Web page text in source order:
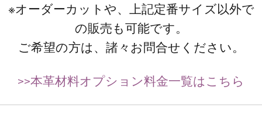
※オーダーカットや、上記定番サイズ以外で
の販売も可能です。
ご希望の方は、諸々お問合せください。
>>本革材料オプション料金一覧はこちら